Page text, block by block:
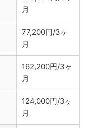
月
77,200円/3ヶ
月
162,200円/3ヶ
月
124,000円/3ヶ
月